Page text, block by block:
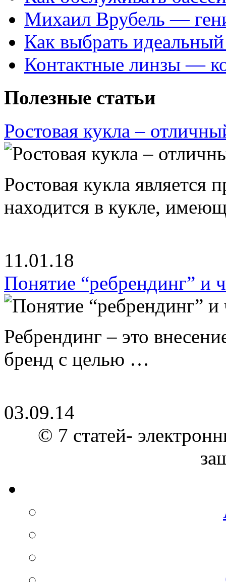
Михаил Врубель —
Как выбрать
Контактные линзы —
Полезные статьи
Ростовая кукла –
Ростовая кукла является
находится в кукле,
11.01.18
Понятие “ребрендинг” и
Ребрендинг – это
бренд с целью …
03.09.14
© 7 статей-